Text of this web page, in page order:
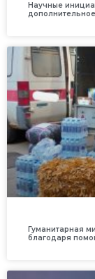
Научные
Гуманитарная
благодаря